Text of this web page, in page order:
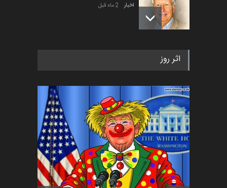
اخبار 2 ماه قبل
رویداد کارگاهی کارتون و پوستر
اخبار 5 ماه قبل
فراخوان رویداد کارگاهی کارتون و
پوستر "ایران سربل…
اخبار 6 ماه قبل
تسلیت به همکار | سهراب خیری
اثر روز